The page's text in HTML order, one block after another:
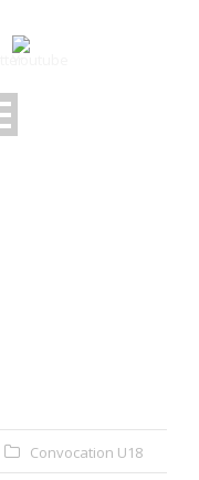
Convocation U18